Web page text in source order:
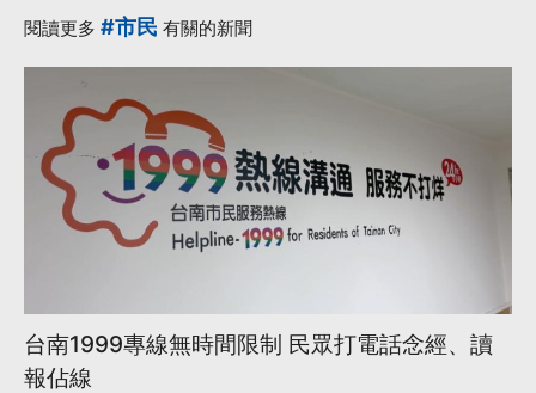
閱讀更多 #市民 有關的新聞
台南1999專線無時間限制 民眾打電話念經、讀
報佔線